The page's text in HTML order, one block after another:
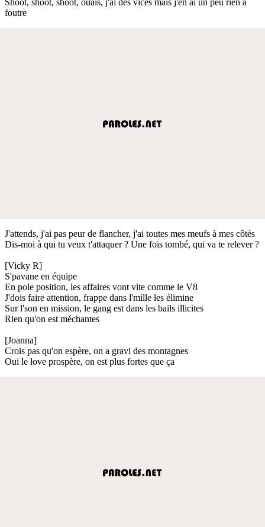
foutre
J'attends, j'ai pas peur de flancher, j'ai toutes mes meufs à mes côtés
Dis-moi à qui tu veux t'attaquer ? Une fois tombé, qui va te relever ?
[Vicky R]
S'pavane en équipe
En pole position, les affaires vont vite comme le V8
J'dois faire attention, frappe dans l'mille les élimine
Sur l'son en mission, le gang est dans les bails illicites
Rien qu'on est méchantes
[Joanna]
Crois pas qu'on espère, on a gravi des montagnes
Oui le love prospère, on est plus fortes que ça